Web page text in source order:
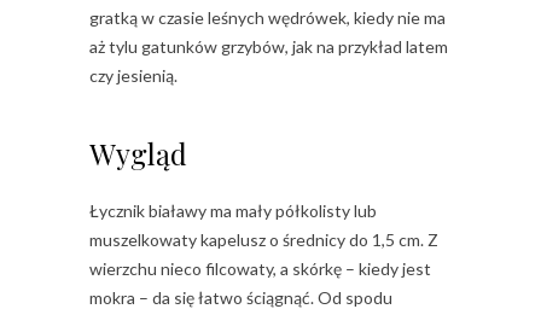
gratką w czasie leśnych wędrówek, kiedy nie ma
aż tylu gatunków grzybów, jak na przykład latem
czy jesienią.
Wygląd
Łycznik białawy ma mały półkolisty lub
muszelkowaty kapelusz o średnicy do 1,5 cm. Z
wierzchu nieco filcowaty, a skórkę – kiedy jest
mokra – da się łatwo ściągnąć. Od spodu